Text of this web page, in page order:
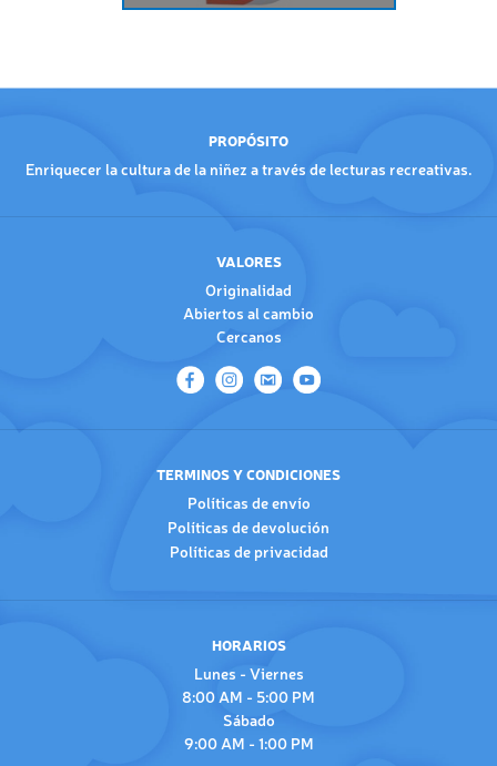
PROPÓSITO
Enriquecer la cultura de la niñez a través de lecturas recreativas.
VALORES
Originalidad
Abiertos al cambio
Cercanos
TERMINOS Y CONDICIONES
Políticas de envío
Políticas de devolución
Políticas de privacidad
HORARIOS
Lunes - Viernes
8:00 AM - 5:00 PM
Sábado
9:00 AM - 1:00 PM